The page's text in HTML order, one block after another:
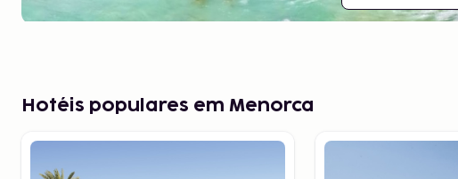
Hotéis populares em Menorca